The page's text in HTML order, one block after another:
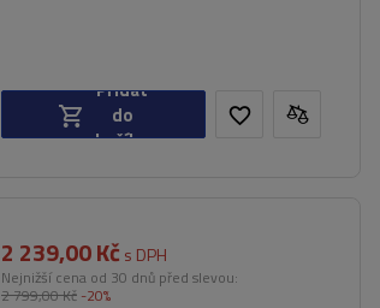
Přidat
do
košíku
2 239,00 Kč s DPH
Nejnižší cena od 30 dnů před slevou:
2 799,00 Kč -20%